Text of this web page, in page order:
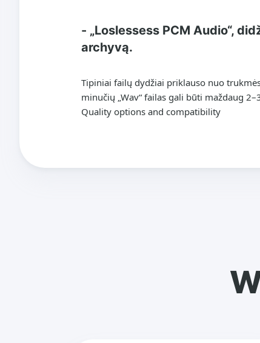
- „Loslessess PCM Audio“,
archyvą.
Tipiniai failų dydžiai priklauso nuo
minučių „Wav“ failas gali būti maždaug
Quality options and compatibility